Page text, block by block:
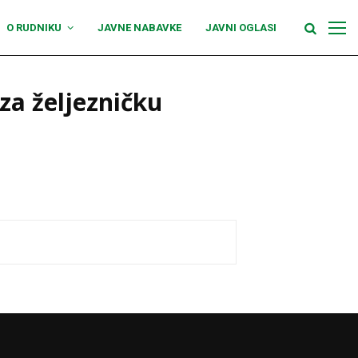
O RUDNIKU JAVNE NABAVKE JAVNI OGLASI
željezničku